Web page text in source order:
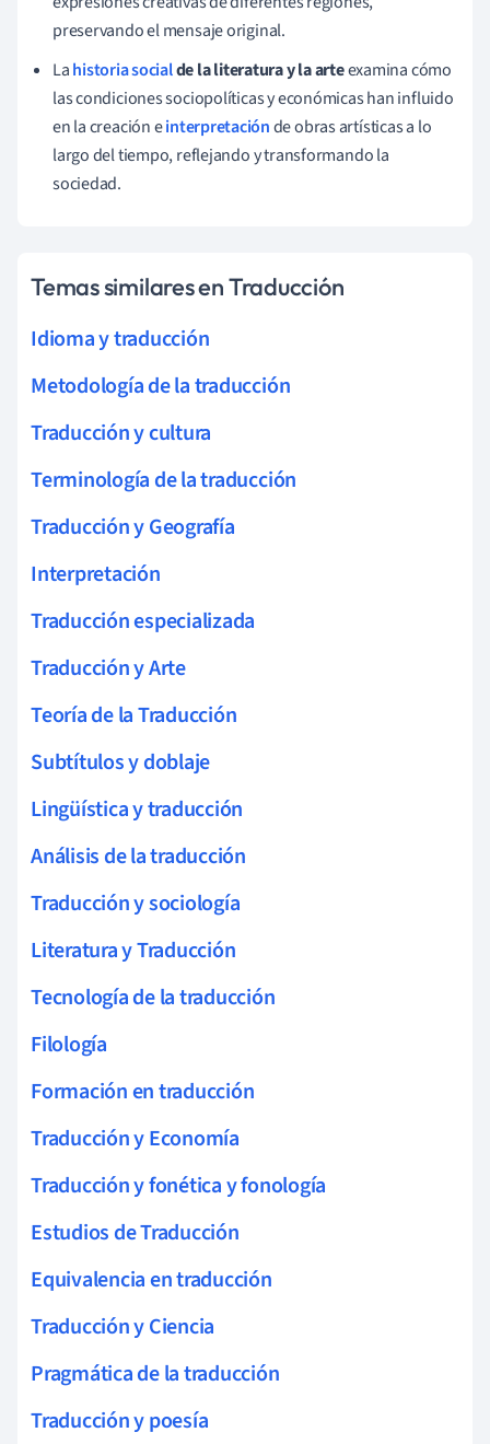
preservando el mensaje original.
Lahistoria socialde la literatura y la arteexamina cómo
las condiciones sociopolíticas y económicas han influido
en la creación einterpretaciónde obras artísticas a lo
largo del tiempo, reflejando y transformando la
sociedad.
Temas similares en Traducción
Idioma y traducción
Metodología de la traducción
Traducción y cultura
Terminología de la traducción
Traducción y Geografía
Interpretación
Traducción especializada
Traducción y Arte
Teoría de la Traducción
Subtítulos y doblaje
Lingüística y traducción
Análisis de la traducción
Traducción y sociología
Literatura y Traducción
Tecnología de la traducción
Filología
Formación en traducción
Traducción y Economía
Traducción y fonética y fonología
Estudios de Traducción
Equivalencia en traducción
Traducción y Ciencia
Pragmática de la traducción
Traducción y poesía